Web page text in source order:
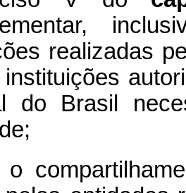
realizadas
do Brasil